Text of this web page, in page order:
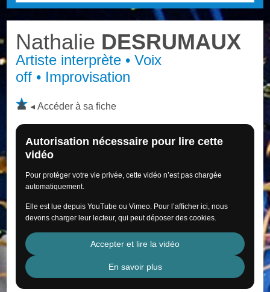
Nathalie DESRUMAUX
Artiste interprète • Voix
off • Improvisation
Accéder à sa fiche
Autorisation nécessaire pour lire cette
vidéo
Pour protéger votre vie privée, cette vidéo n’est pas chargée
automatiquement.
Elle est lue depuis YouTube ou Vimeo. Pour l’afficher ici, nous
devons charger leur lecteur, qui peut déposer des cookies.
Accepter et lire la vidéo
En savoir plus